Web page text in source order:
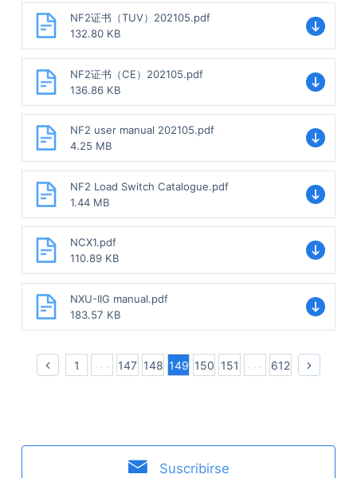
NF2证书（TUV）202105.pdf
132.80 KB
NF2证书（CE）202105.pdf
136.86 KB
NF2 user manual 202105.pdf
4.25 MB
NF2 Load Switch Catalogue.pdf
1.44 MB
NCX1.pdf
110.89 KB
NXU-IIG manual.pdf
183.57 KB
1 147 148 149 150 151 612
Suscribirse